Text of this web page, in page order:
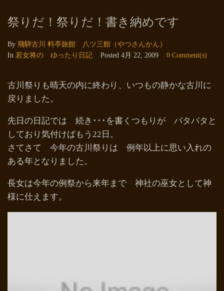
祭りだ！祭りだ！書き納めです
By 飛騨古川 料亭旅館 八ツ三館（やつさんかん）
In 若女将の ゆったり日記 Posted 4月 22, 2009 0 Comment(s)
古川祭りも晴天の内に終わり、いつもの静かな古川に
戻りました。
先日の日記では 続き･･･を書くつもりが バタバタと
しており気付けばもう22日。
さてさて 今年の古川祭りは 例年以上に思い入れの
ある年となりました。
長女は今年の例祭から来年まで 神社の巫女として神
様に仕えます。